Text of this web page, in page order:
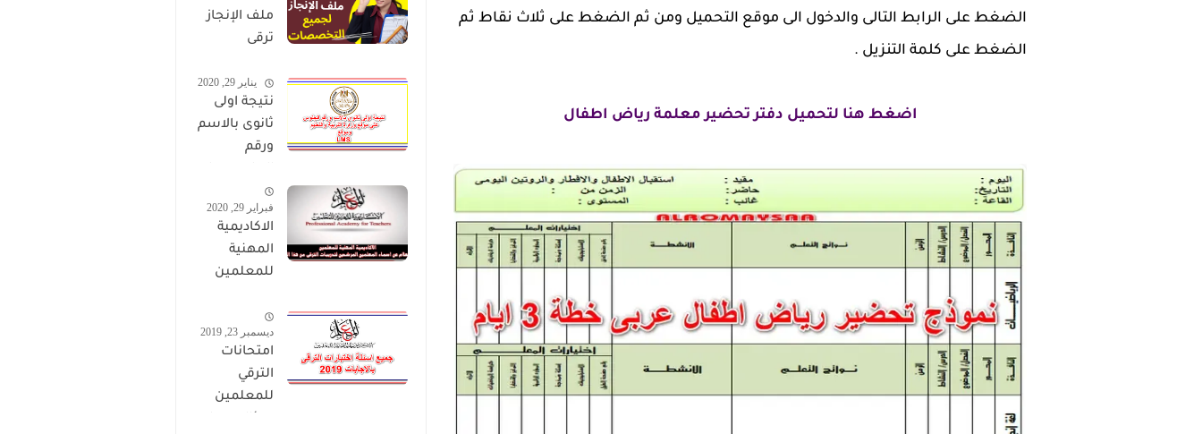
الضغط على الرابط التالى والدخول الى موقع التحميل ومن ثم الضغط على ثلاث نقاط ثم
الضغط على كلمة التنزيل .
اضغط هنا لتحميل دفتر تحضير معلمة رياض اطفال
ملف الإنجاز
ترقى
2024 صالح
لجميع
التخصصات
يناير 29, 2020
نتيجة اولى
ثانوى بالاسم
ورقم
موقع وزارة
التربية
والتعليم
وموقع LMS
فبراير 29, 2020
الاكاديمية
المهنية
للمعلمين
عن اسماء
المعلمين
لتدريبات
ديسمبر 23, 2019
امتحانات
الترقي
للمعلمين